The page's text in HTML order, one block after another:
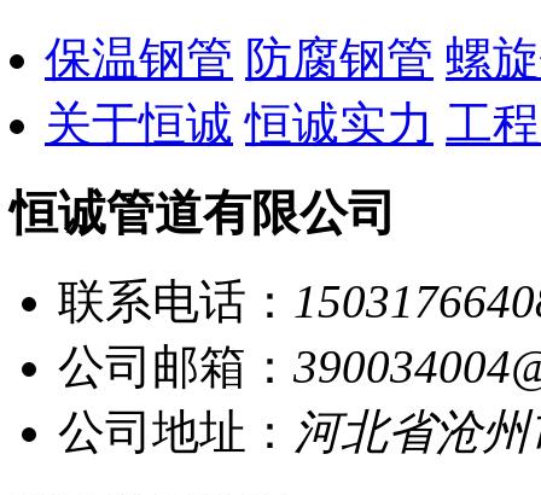
保温钢管 防腐钢管 螺
关于恒诚 恒诚实力 工
恒诚管道有限公司
联系电话：
公司邮箱：
公司地址： 河北省沧